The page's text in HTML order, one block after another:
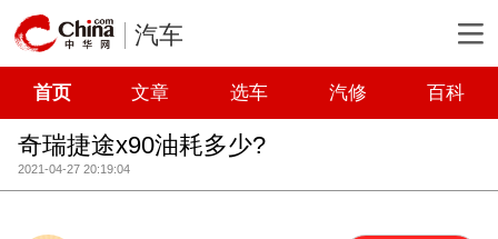
汽车
首页 文章 选车 汽修 百科
奇瑞捷途x90油耗多少?
2021-04-27 20:19:04